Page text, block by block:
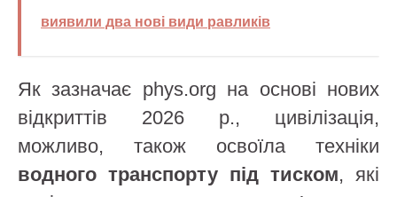
виявили два нові види равликів
Як зазначає phys.org на основі нових
відкриттів 2026 р., цивілізація,
можливо, також освоїла техніки
водного транспорту під тиском, які